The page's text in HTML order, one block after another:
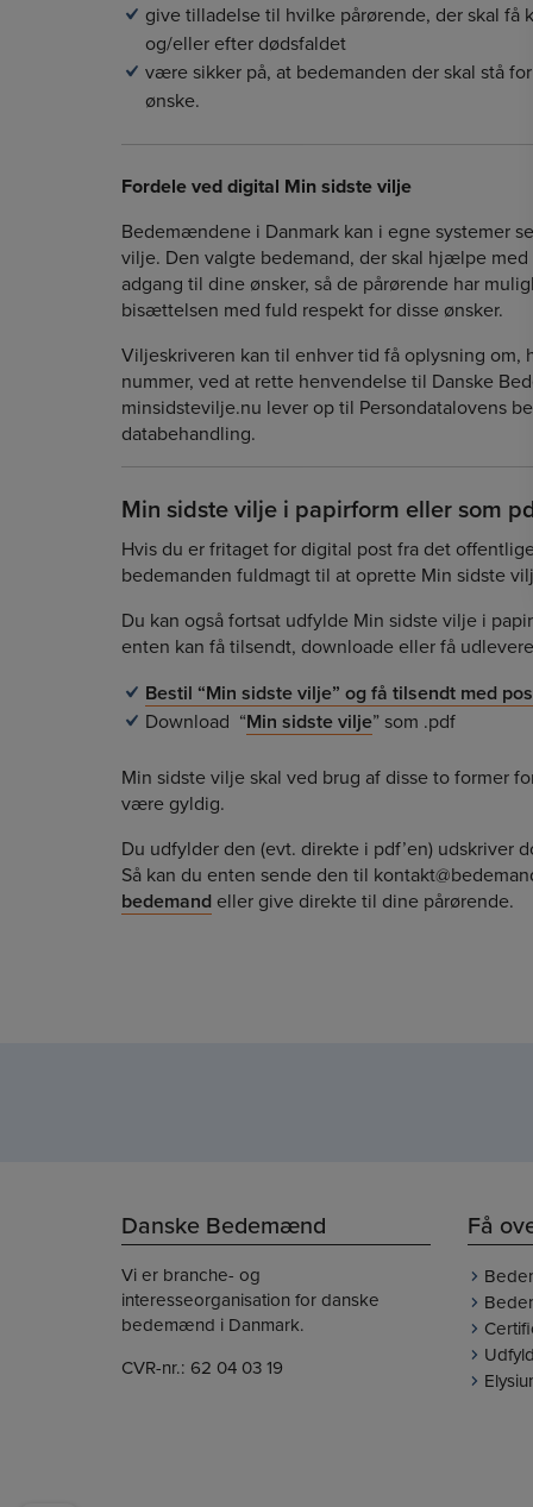
give tilladelse til hvilke pårørende, der skal få
og/eller efter dødsfaldet
være sikker på, at bedemanden der skal stå
ønske.
Fordele ved digital Min sidste vilje
Bedemændene i Danmark kan i egne systemer
vilje. Den valgte bedemand, der skal hjælpe
adgang til dine ønsker, så de pårørende har
bisættelsen med fuld respekt for disse ønsker.
Viljeskriveren kan til enhver tid få oplysning om,
nummer, ved at rette henvendelse til Danske
minsidstevilje.nu lever op til Persondatalovens
databehandling.
Min sidste vilje i papirform eller som
Hvis du er fritaget for digital post fra det
bedemanden fuldmagt til at oprette Min sidste
Du kan også fortsat udfylde Min sidste vilje i
enten kan få tilsendt, downloade eller få
Bestil “Min sidste vilje” og få tilsendt med
Download “Min sidste vilje” som .pdf
Min sidste vilje skal ved brug af disse to former
være gyldig.
Du udfylder den (evt. direkte i pdf’en) udskriver
Så kan du enten sende den til
bedemand eller give direkte til dine pårørende.
Danske Bedemænd
Vi er branche- og
interesseorganisation for danske
bedemænd i Danmark.
CVR-nr.: 62 04 03 19
Få